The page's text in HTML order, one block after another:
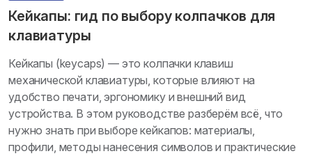
Кейкапы: гид по выбору колпачков для
клавиатуры
Кейкапы (keycaps) — это колпачки клавиш
механической клавиатуры, которые влияют на
удобство печати, эргономику и внешний вид
устройства. В этом руководстве разберём всё, что
нужно знать при выборе кейкапов: материалы,
профили, методы нанесения символов и практические